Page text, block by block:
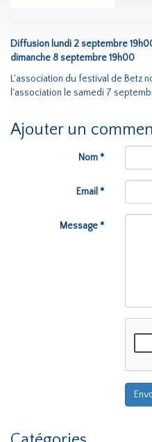
Diffusion lundi 2 septembre
dimanche 8 septembre 19h00
L'association du festival de Betz
l'association le samedi 7
Ajouter un
Nom *
Email *
Message *